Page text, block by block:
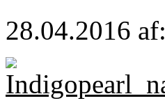
28.04.2016